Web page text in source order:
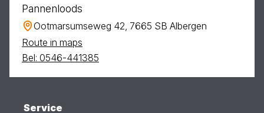
Pannenloods
Ootmarsumseweg 42, 7665 SB Albergen
Route in maps
Bel: 0546-441385
Service